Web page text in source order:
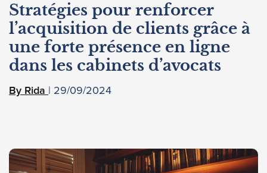
Stratégies pour renforcer
l’acquisition de clients grâce à
une forte présence en ligne
dans les cabinets d’avocats
Rida 29/09/2024